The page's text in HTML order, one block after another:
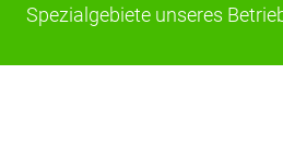
Spezialgebiete unseres